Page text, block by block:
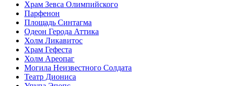
Храм Зевса Олимпийского
Парфенон
Площадь Синтагма
Одеон Герода Аттика
Холм Ликавитос
Храм Гефеста
Холм Ареопаг
Могила Неизвестного Солдата
Театр Диониса